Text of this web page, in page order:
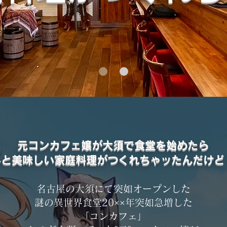
元コンカフェ嬢が大須で食堂を始めたら
美味しい家庭料理がつくれちゃッたんだけど
名古屋の大須にて突如オープンした
謎の異世界食堂20××年突如急増した
「コンカフェ」